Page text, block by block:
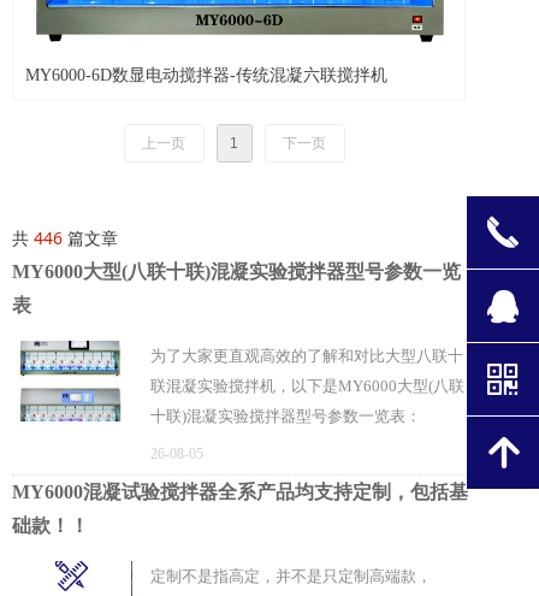
共 446 篇文章
MY6000大型(八联十联)混凝实验搅拌器型号参数一览
表
为了大家更直观高效的了解和对比大型八联十
联混凝实验搅拌机，以下是MY6000大型(八联
十联)混凝实验搅拌器型号参数一览表：
MY6000大型(八联十联)混凝实验搅拌器型号
参数一览表：1 MY6000-8S 大型八联 触摸屏
同步/异步运行 30种 10-1200转/分 中/英文双系
26-08-05
MY6000混凝试验搅拌器全系产品均支持定制，包括基
础款！！
定制不是指高定，并不是只定制高端款，
MY6000-6D数显电动搅拌器-传统混凝六联搅拌机
上一页 1 下一页
끅
뀩
낃
녕